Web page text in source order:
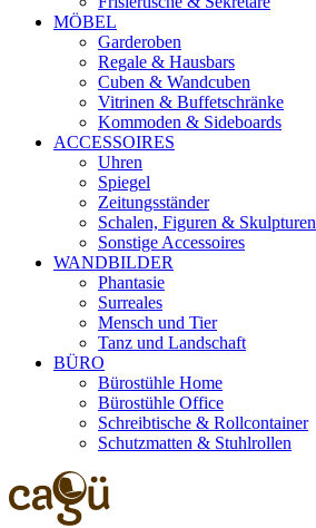
MÖBEL
Garderoben
Regale & Hausbars
Cuben & Wandcuben
Vitrinen & Buffetschränke
Kommoden & Sideboards
ACCESSOIRES
Uhren
Spiegel
Zeitungsständer
Schalen, Figuren & Skulpturen
Sonstige Accessoires
WANDBILDER
Phantasie
Surreales
Mensch und Tier
Tanz und Landschaft
BÜRO
Bürostühle Home
Bürostühle Office
Schreibtische & Rollcontainer
Schutzmatten & Stuhlrollen